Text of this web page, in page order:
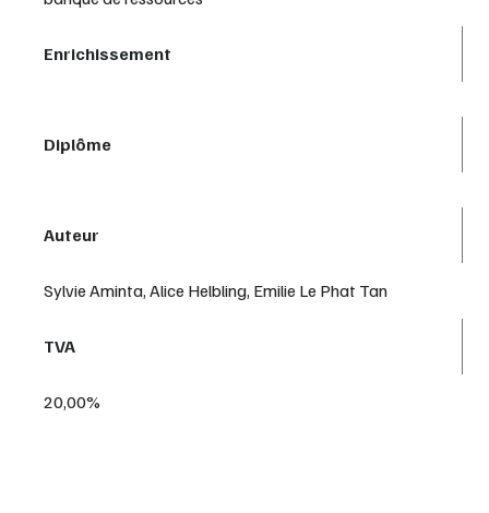
Enrichissement
Diplôme
Auteur
Sylvie Aminta, Alice Helbling, Emilie Le Phat Tan
TVA
20,00%